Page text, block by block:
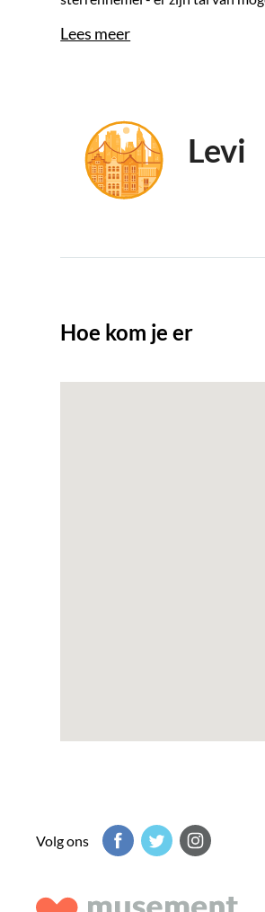
Lees meer
Levi
Hoe kom je er
Volg ons